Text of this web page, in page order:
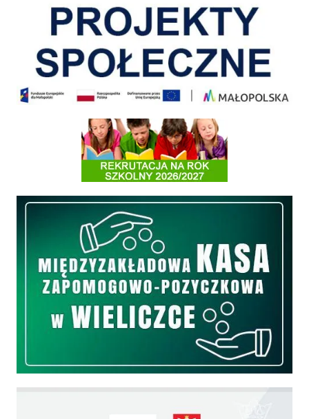
Informacja o terminach rekrutacji na rok szkolny 2026/2027
Międzyzakładowa Kasa Zapomogowo - Pożyczkowa